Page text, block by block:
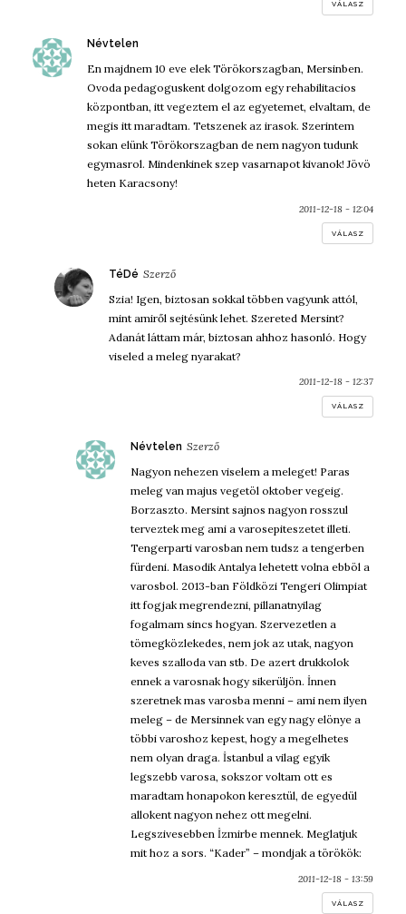
VÁLASZ
Névtelen
En majdnem 10 eve elek Törökorszagban, Mersinben.
Ovoda pedagoguskent dolgozom egy rehabilitacios
központban, itt vegeztem el az egyetemet, elvaltam, de
megis itt maradtam. Tetszenek az irasok. Szerintem
sokan elünk Törökorszagban de nem nagyon tudunk
egymasrol. Mindenkinek szep vasarnapot kivanok! Jövö
heten Karacsony!
2011-12-18 - 12:04
VÁLASZ
TéDé szerint:
Szia! Igen, biztosan sokkal többen vagyunk attól,
mint amiről sejtésünk lehet. Szereted Mersint?
Adanát láttam már, biztosan ahhoz hasonló. Hogy
viseled a meleg nyarakat?
2011-12-18 - 12:37
VÁLASZ
Névtelen szerint:
Nagyon nehezen viselem a meleget! Paras
meleg van majus vegetöl oktober vegeig.
Borzaszto. Mersint sajnos nagyon rosszul
terveztek meg ami a varosepiteszetet illeti.
Tengerparti varosban nem tudsz a tengerben
fürdeni. Masodik Antalya lehetett volna ebböl a
varosbol. 2013-ban Földközi Tengeri Olimpiat
itt fogjak megrendezni, pillanatnyilag
fogalmam sincs hogyan. Szervezetlen a
tömegközlekedes, nem jok az utak, nagyon
keves szalloda van stb. De azert drukkolok
ennek a varosnak hogy sikerüljön. İnnen
szeretnek mas varosba menni – ami nem ilyen
meleg – de Mersinnek van egy nagy elönye a
többi varoshoz kepest, hogy a megelhetes
nem olyan draga. İstanbul a vilag egyik
legszebb varosa, sokszor voltam ott es
maradtam honapokon keresztül, de egyedül
allokent nagyon nehez ott megelni.
Legszivesebben İzmirbe mennek. Meglatjuk
mit hoz a sors. “Kader” – mondjak a törökök:
2011-12-18 - 13:59
VÁLASZ